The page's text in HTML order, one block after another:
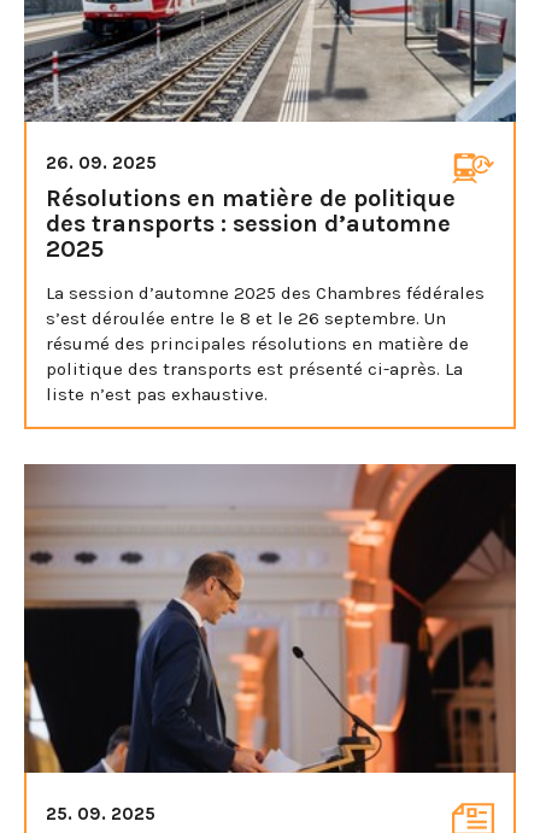
26. 09. 2025
Résolutions en matière de politique
des transports : session d’automne
2025
La session d’automne 2025 des Chambres fédérales
s’est déroulée entre le 8 et le 26 septembre. Un
résumé des principales résolutions en matière de
politique des transports est présenté ci-après. La
liste n’est pas exhaustive.
25. 09. 2025